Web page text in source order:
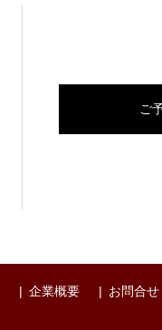
ご
企業概要 お問合せ